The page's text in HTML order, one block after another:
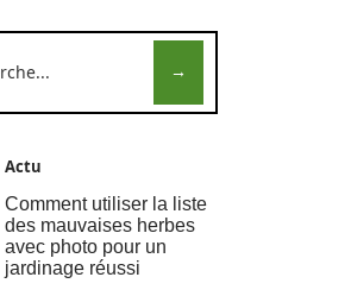
Actu
Comment utiliser la liste
des mauvaises herbes
avec photo pour un
jardinage réussi